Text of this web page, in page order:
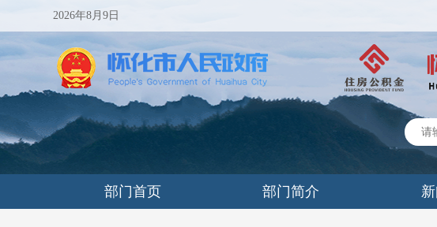
2026年8月9日
部门首页 部门简介